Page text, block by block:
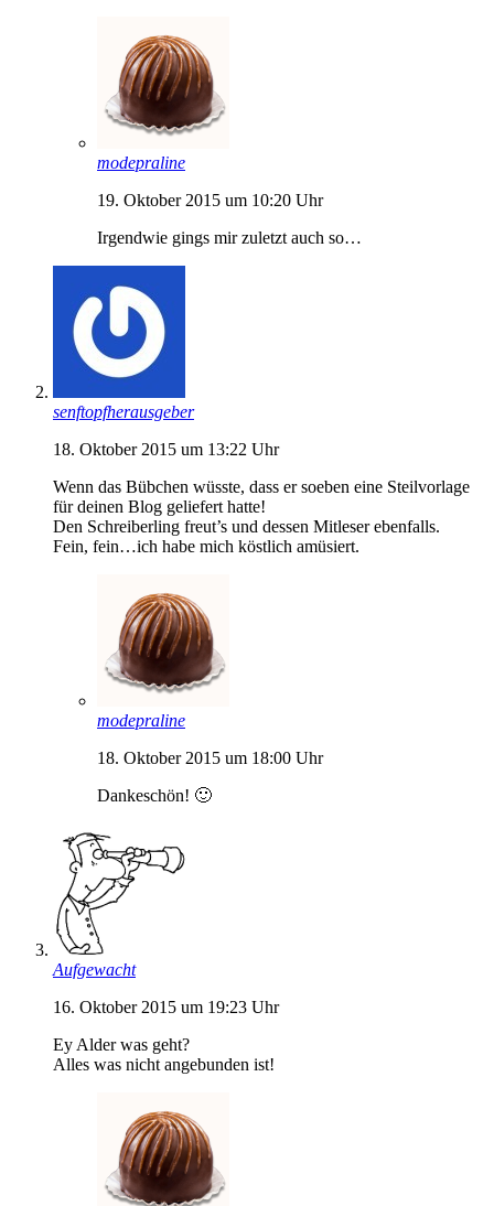
modepraline
19. Oktober 2015 um 10:20 Uhr
Irgendwie gings mir zuletzt auch so…
senftopfherausgeber
18. Oktober 2015 um 13:22 Uhr
Wenn das Bübchen wüsste, dass er soeben eine Steilvorlage
für deinen Blog geliefert hatte!
Den Schreiberling freut’s und dessen Mitleser ebenfalls.
Fein, fein…ich habe mich köstlich amüsiert.
modepraline
18. Oktober 2015 um 18:00 Uhr
Dankeschön! 🙂
Aufgewacht
16. Oktober 2015 um 19:23 Uhr
Ey Alder was geht?
Alles was nicht angebunden ist!